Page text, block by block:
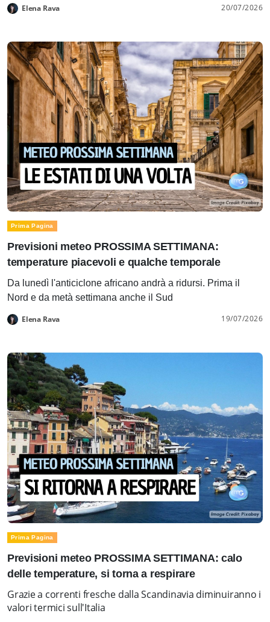
Elena Rava 20/07/2026
Prima Pagina
Previsioni meteo PROSSIMA SETTIMANA:
temperature piacevoli e qualche temporale
Da lunedì l'anticiclone africano andrà a ridursi. Prima il
Nord e da metà settimana anche il Sud
Elena Rava 19/07/2026
Prima Pagina
Previsioni meteo PROSSIMA SETTIMANA: calo
delle temperature, si torna a respirare
Grazie a correnti fresche dalla Scandinavia diminuiranno i
valori termici sull'Italia